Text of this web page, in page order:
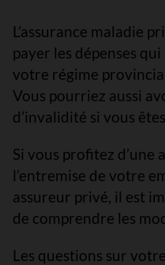
L’assurance maladie
payer les dépenses
votre régime
Vous pourriez aussi
d’invalidité si vous
Si vous profitez d’une
l’entremise de votre
assureur privé, il est
de comprendre les
Les questions sur